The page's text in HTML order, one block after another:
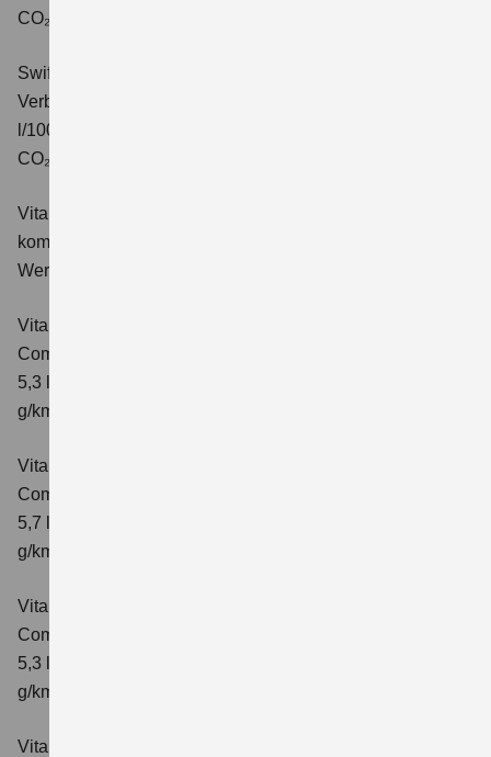
CO₂-Klasse: C.
Swift 1.2 DUALJET HYBRID ALLGRIP Comfort+
Verbrauchswerte: kombinierter Energieverbrauch 4,9
l/100km; kombinierter Wert der CO₂-Emission: 110 g/km;
CO₂-Klasse: C.
Vitara 1.4 BOOSTERJET HYBRID Club
kombinierter Energieverbrauch 5,3 l/100km; kombinierter
Wert der CO₂-Emission: 119 g/km; CO₂-Klasse: D
Vitara 1.4 BOOSTERJET HYBRID
Comfort
5,3 l/100km; kombinierter Wert der CO₂-Emission: 119
g/km; CO₂-Klasse: D
Vitara 1.4 BOOSTERJET HYBRID AT
Comfort
5,7 l/100 km; kombinierter Wert der CO₂-Emission: 129
g/km; CO₂-Klasse: D
Vitara 1.4 BOOSTERJET HYBRID
Comfort+
5,3 l/100km; kombinierter Wert der CO₂-Emission: 120
g/km; CO₂-Klasse: D
Vitara 1.4 BOOSTERJET HYBRID AT